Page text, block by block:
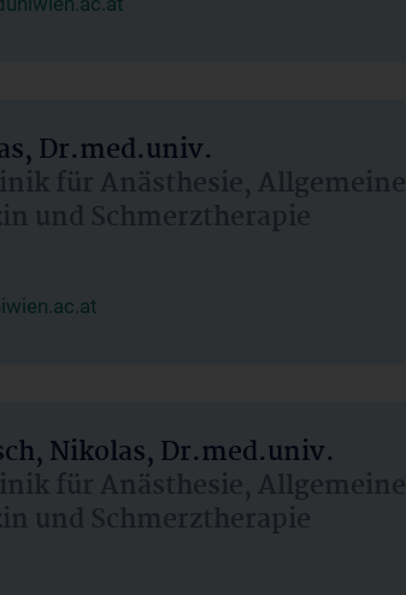
Dr.med.univ.
für Anästhesie, Allgemeine
und Schmerztherapie
Nikolas, Dr.med.univ.
für Anästhesie, Allgemeine
und Schmerztherapie